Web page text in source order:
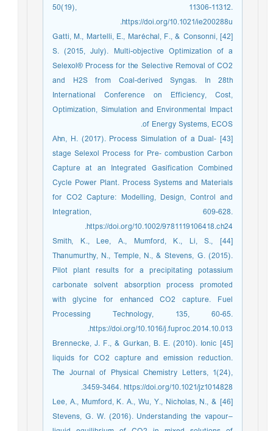
50(19), 11306-11312.
https://doi.org/10.1021/ie200288u.
[42] Gatti, M., Martelli, E., Maréchal, F., & Consonni,
S. (2015, July). Multi-objective Optimization of a
Selexol® Process for the Selective Removal of CO2
and H2S from Coal-derived Syngas. In 28th
International Conference on Efficiency, Cost,
Optimization, Simulation and Environmental Impact
of Energy Systems, ECOS.
[43] Ahn, H. (2017). Process Simulation of a Dual‐
stage Selexol Process for Pre‐ combustion Carbon
Capture at an Integrated Gasification Combined
Cycle Power Plant. Process Systems and Materials
for CO2 Capture: Modelling, Design, Control and
Integration, 609-628.
https://doi.org/10.1002/9781119106418.ch24.
[44] Smith, K., Lee, A., Mumford, K., Li, S.,
Thanumurthy, N., Temple, N., & Stevens, G. (2015).
Pilot plant results for a precipitating potassium
carbonate solvent absorption process promoted
with glycine for enhanced CO2 capture. Fuel
Processing Technology, 135, 60-65.
https://doi.org/10.1016/j.fuproc.2014.10.013.
[45] Brennecke, J. F., & Gurkan, B. E. (2010). Ionic
liquids for CO2 capture and emission reduction.
The Journal of Physical Chemistry Letters, 1(24),
3459-3464. https://doi.org/10.1021/jz1014828.
[46] Lee, A., Mumford, K. A., Wu, Y., Nicholas, N., &
Stevens, G. W. (2016). Understanding the vapour–